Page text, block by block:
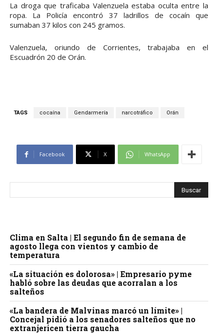
La droga que traficaba Valenzuela estaba oculta entre la
ropa. La Policía encontró 37 ladrillos de cocaín que
sumaban 37 kilos con 245 gramos.
Valenzuela, oriundo de Corrientes, trabajaba en el
Escuadrón 20 de Orán.
TAGS cocaína Gendarmería narcotráfico Orán
Facebook X WhatsApp
Clima en Salta | El segundo fin de semana de
agosto llega con vientos y cambio de
temperatura
«La situación es dolorosa» | Empresario pyme
habló sobre las deudas que acorralan a los
salteños
«La bandera de Malvinas marcó un límite» |
Concejal pidió a los senadores salteños que no
extranjericen tierra gaucha